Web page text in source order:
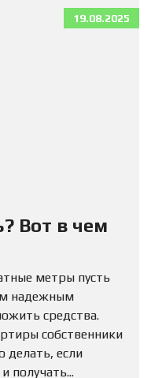
19.08.2025
Вот в чем
метры пусть
надежным
средства.
собственники
делать, если
получать...